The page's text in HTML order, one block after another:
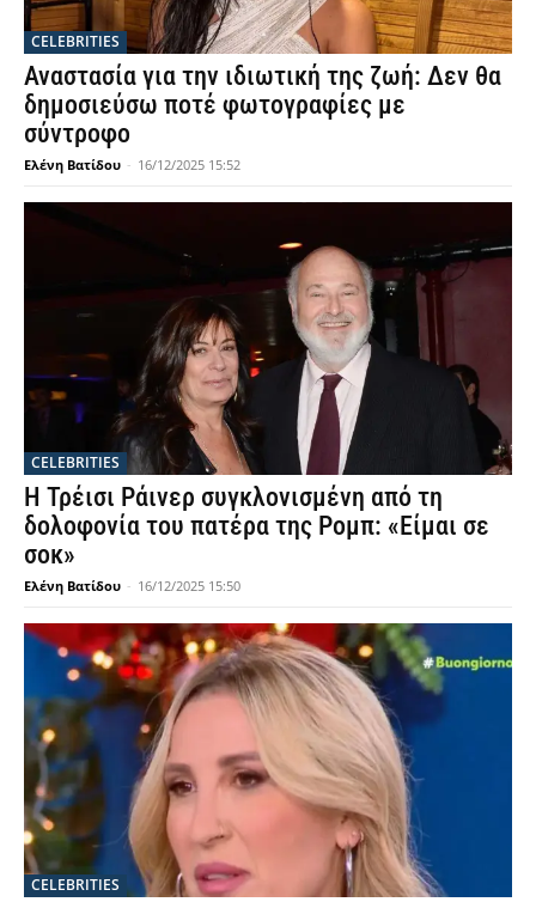
CELEBRITIES
Αναστασία για την ιδιωτική της ζωή: Δεν θα
δημοσιεύσω ποτέ φωτογραφίες με
σύντροφο
Ελένη Βατίδου - 16/12/2025 15:52
CELEBRITIES
Η Τρέισι Ράινερ συγκλονισμένη από τη
δολοφονία του πατέρα της Ρομπ: «Είμαι σε
σοκ»
Ελένη Βατίδου - 16/12/2025 15:50
CELEBRITIES